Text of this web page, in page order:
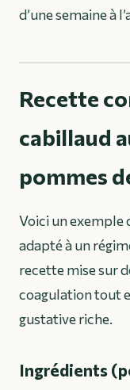
d’une semaine à
Recette
cabillaud
pommes
Voici un exemple
adapté à un
recette mise sur
coagulation tout
gustative riche.
Ingrédients